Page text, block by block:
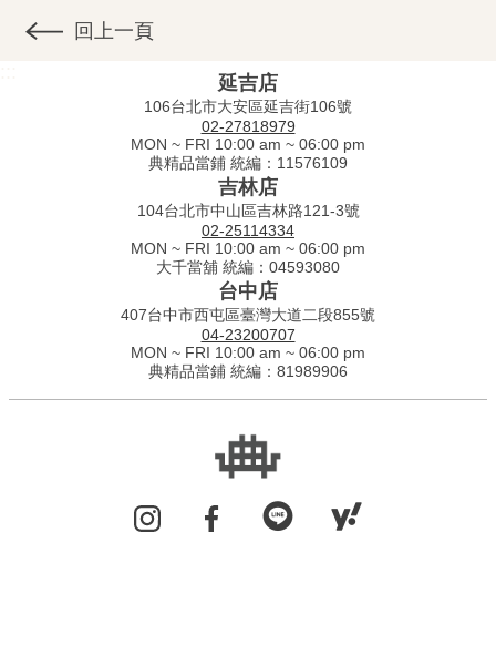
回上一頁
延吉店
106台北市大安區延吉街106號
02-27818979
MON ~ FRI 10:00 am ~ 06:00 pm
典精品當鋪 統編：11576109
吉林店
104台北市中山區吉林路121-3號
02-25114334
MON ~ FRI 10:00 am ~ 06:00 pm
大千當舖 統編：04593080
台中店
407台中市西屯區臺灣大道二段855號
04-23200707
MON ~ FRI 10:00 am ~ 06:00 pm
典精品當鋪 統編：81989906